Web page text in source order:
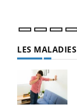
LES MALADIES